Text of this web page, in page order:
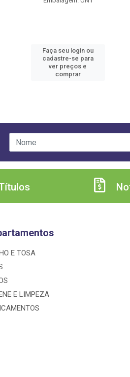
Faça seu login ou
cadastre-se para
ver preços e
comprar
E TOSA
E LIMPEZA